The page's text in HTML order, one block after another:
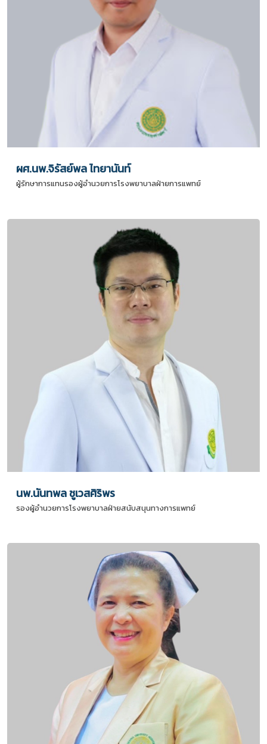
ผศ.นพ.จิรัสย์พล ไทยานันท์
ผู้รักษาการแทนรองผู้อำนวยการโรงพยาบาลฝ่ายการแพทย์
นพ.นันทพล ชูเวสศิริพร
รองผู้อำนวยการโรงพยาบาลฝ่ายสนับสนุนทางการแพทย์